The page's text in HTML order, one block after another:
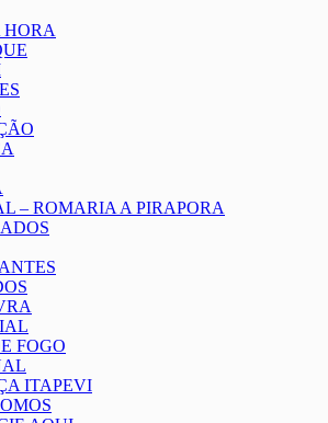
– ROMARIA A PIRAPORA
FOGO
ITAPEVI